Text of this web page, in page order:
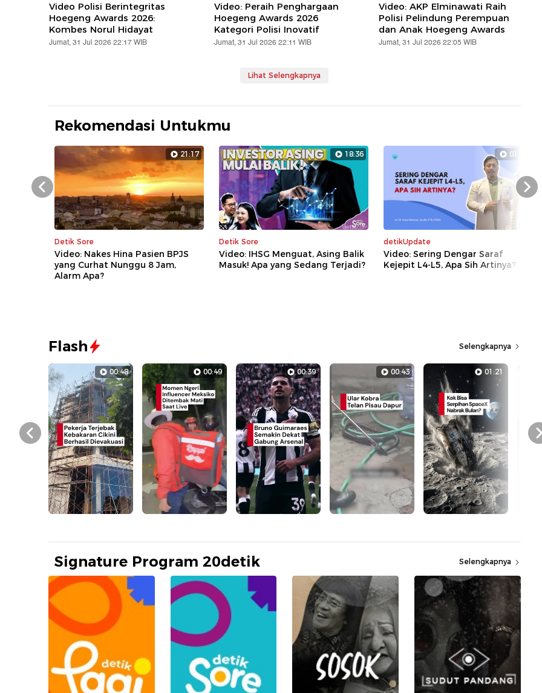
Video Polisi Berintegritas
Hoegeng Awards 2026:
Kombes Norul Hidayat
Jumat, 31 Jul 2026 22:17 WIB
Video: Peraih Penghargaan
Hoegeng Awards 2026
Kategori Polisi Inovatif
Jumat, 31 Jul 2026 22:11 WIB
Video: AKP Elminawati Raih
Polisi Pelindung Perempuan
dan Anak Hoegeng Awards
Jumat, 31 Jul 2026 22:05 WIB
Lihat Selengkapnya
Rekomendasi Untukmu
21:17
Detik Sore
Video: Nakes Hina Pasien BPJS
yang Curhat Nunggu 8 Jam,
Alarm Apa?
18:36
Detik Sore
Video: IHSG Menguat, Asing Balik
Masuk! Apa yang Sedang Terjadi?
01:39
detikUpdate
Video: Sering Dengar Saraf
Kejepit L4-L5, Apa Sih Artinya?
Prev Next
Flash Selengkapnya
00:48 00:49 00:39 00:43 01:21
Prev
Signature Program 20detik Selengkapnya